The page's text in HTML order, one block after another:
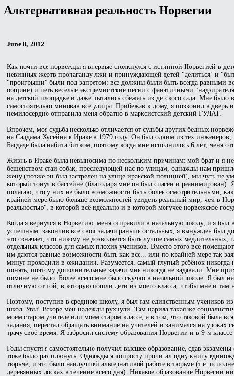
Альтернативная реальность Норвегии
June 8, 2012
Как почти все норвежцы я впервые столкнулся с истинной Норвегией в
невинных жертв пропаганду лжи и принуждающей детей "делиться" и
"проигрыши" были под запретом: все должны были быть всегда равными
общине) и петь весёлые экстремистские песни с фанатичными
на детской площадке и даже пытались сбежать из детского сада. Мне было
самостоятельно миновав все улицы. Прибежав к дому, я позвонил в дверь
немилосердно отправила меня обратно в марксистский детский ГУЛАГ.
Впрочем, моя судьба несколько отличается от судьбы других бедных
на Саддама Хусейна в Ираке в 1979 году. Он был одним из тех инженеров,
Багдаде была набита битком, поэтому когда мне исполнилось 6 лет, меня
Жизнь в Ираке была невыносима по нескольким причинам: мой брат и я
бешенством стаи собак, преследующей нас по улицам, однажды нам
жену (позже он был застрелен на улице иракской полицией), мы чуть не
который тонул в бассейне (благодаря мне он был спасён и
полагаю, что у них не было возможности быть более осмотрительными,
крайней мере было больше возможностей увидеть реальный мир, чем в
реальностью", в которой всё идеально и в которой могучее норвежское
Когда я вернулся в Норвегию, меня отправили в начальную школу, и я
успешным: закончив все свои задачи раньше остальных, я вынужден был
это означает, что никому не дозволяется быть лучше самых
отдельных классов для самых плохих учеников. Вместо этого все
им даются равные возможности быть как все... или по крайней мере так
минут проходили в ожидании. Разумеется, самый глупый ребёнок
понять, поэтому дополнительные задачи мне никогда не задавали. Мне
помине не было. Более всего мне было скучно в начальной школе. Я был
отличную от той, в которую пошли дети из моего класса, чтобы мне и
Поэтому, поступив в среднюю школу, я был там единственным учеников
школ. Увы! Вскоре мои надежды рухнули. Там царила такая же
моём старом учителе или моём старом классе, а в том, что таковой была
задания, перестал обращать внимание на учителей и занимался на
трачу своё время. Я забросил систему образования Норвегии и в 9-м
Годы спустя я самостоятельно получил высшее образование, сдав
тоже было раз плюнуть. Однажды я попросту прочитал одну книгу
тюрьме, и это было наилучшей альтернативой работе в тюрьме (т.е.
деревянных досках в течение всего дня). Никакое образование Норвегии